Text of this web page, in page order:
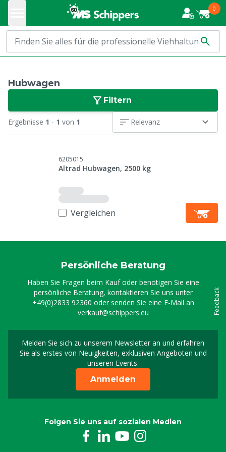
0
Hubwagen
Filtern
Ergebnisse 1 - 1 von 1 Relevanz
6205015
Altrad Hubwagen, 2500 kg
Vergleichen
Persönliche Beratung
Haben Sie Fragen beim Kauf oder benötigen Sie eine
persönliche Beratung, kontaktieren Sie uns unter
+49(0)2833 92360 oder senden Sie eine E-Mail an
verkauf@schippers.eu
Melden Sie sich zu unserem Newsletter an und erfahren
Sie als erstes von Neuigkeiten, exklusiven Angeboten und
unseren Events.
Melden Sie sich für
Anmelden
Folgen Sie uns auf sozialen Medien
Feedback